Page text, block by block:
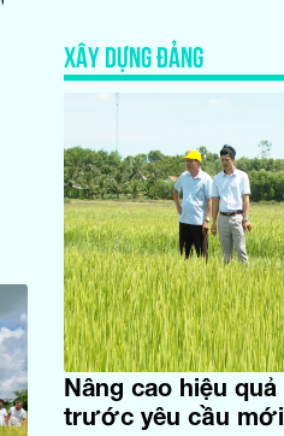
XÂY DỰNG ĐẢNG
Nâng cao hiệu
trước yêu cầu mới